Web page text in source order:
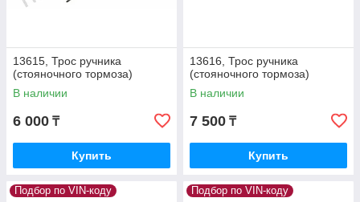
13615, Трос ручника
(стояночного тормоза)
В наличии
6 000 ₸
Купить
13616, Трос ручника
(стояночного тормоза)
В наличии
7 500 ₸
Купить
Подбор по VIN-коду Подбор по VIN-коду